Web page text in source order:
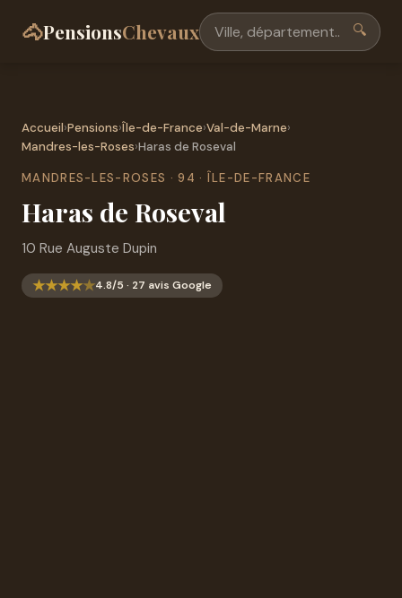
🐴PensionsChevaux 🔍
Accueil›Pensions›Île-de-France›Val-de-Marne›
Mandres-les-Roses›Haras de Roseval
MANDRES-LES-ROSES · 94 · ÎLE-DE-FRANCE
Haras de Roseval
10 Rue Auguste Dupin
★★★★★4.8/5 · 27 avis Google